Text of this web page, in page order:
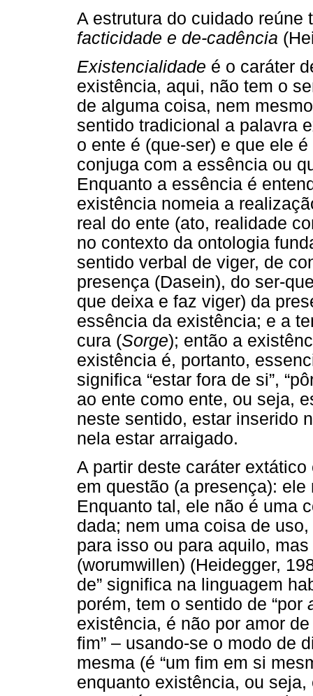
A estrutura do cuidado
facticidade e de-cadência
Existencialidade é o caráter
existência, aqui, não tem o
de alguma coisa, nem
sentido tradicional a palavra
o ente é (que-ser) e que ele
conjuga com a essência ou
Enquanto a essência é
existência nomeia a
real do ente (ato, realidade
no contexto da ontologia
sentido verbal de viger, de
presença (Dasein), do ser-
que deixa e faz viger) da
essência da existência; e a
cura (Sorge); então a
existência é, portanto,
significa “estar fora de si”,
ao ente como ente, ou seja,
neste sentido, estar inserido
nela estar arraigado.
A partir deste caráter
em questão (a presença):
Enquanto tal, ele não é uma
dada; nem uma coisa de
para isso ou para aquilo,
(worumwillen) (Heidegger,
de” significa na linguagem
porém, tem o sentido de “por
existência, é não por amor
fim” – usando-se o modo de
mesma (é “um fim em si
enquanto existência, ou